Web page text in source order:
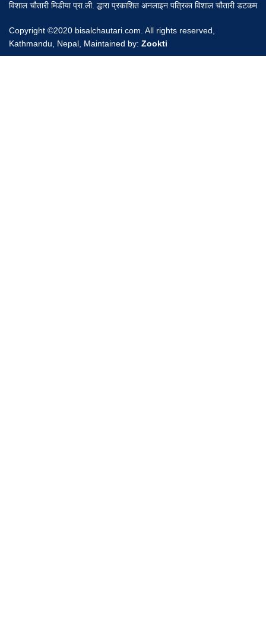
विशाल चौतारी मिडीया प्रा.ली. द्धारा प्रकाशित अनलाइन पत्रिका विशाल चौतारी डटकम
Copyright ©2020 bisalchautari.com. All rights reserved,
Kathmandu, Nepal, Maintained by: Zookti